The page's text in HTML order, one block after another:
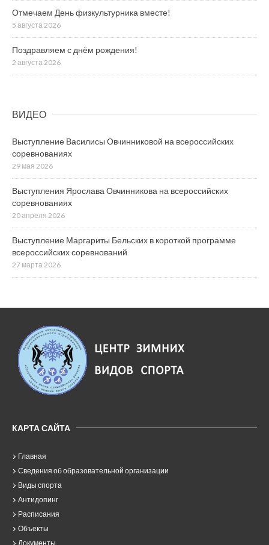
Отмечаем День физкультурника вместе!
5 августа 2026
Поздравляем с днём рождения!
2 августа 2026
ВИДЕО
Выступление Василисы Овчинниковой на всероссийских
соревнованиях
29 мая 2026
Выступления Ярослава Овчинникова на всероссийских
соревнованиях
20 апреля 2026
Выступление Маргариты Бельских в короткой программе
всероссийских соревнований
27 марта 2026
КАРТА САЙТА
Главная
Сведения об образовательной организации
Виды спорта
Антидопинг
Расписания
Объекты
Документы